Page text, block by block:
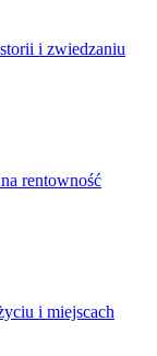
i zwiedzaniu
rentowność
i miejscach